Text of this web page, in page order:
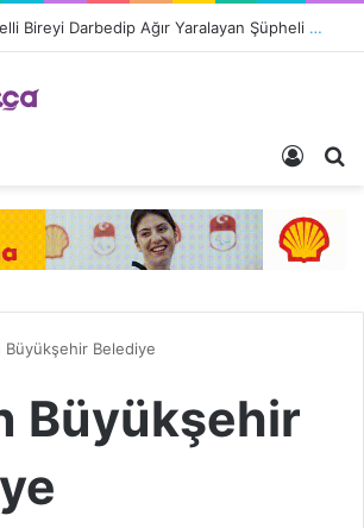
Ortopedik Engelli Bireyi Darbedip Ağır Yaralayan Şüpheli Tutuklandı
Giriş
Büyükşehir Belediye
Büyükşehir